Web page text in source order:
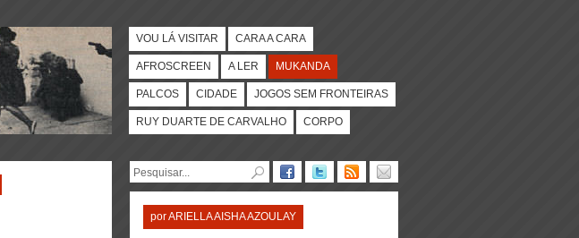
VOU LÁ VISITAR CARA A CARA
AFROSCREEN A LER MUKANDA
PALCOS CIDADE JOGOS SEM FRONTEIRAS
RUY DUARTE DE CARVALHO CORPO
porARIELLA AISHA AZOULAY